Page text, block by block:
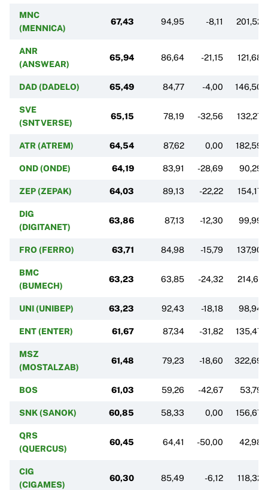
MNC
(MENNICA)
67,43 94,95 -8,11 201,52
ANR
(ANSWEAR)
65,94 86,64 -21,15 121,68
DAD (DADELO) 65,49 84,77 -4,00 146,50
SVE
(SNTVERSE)
65,15 78,19 -32,56 132,27
ATR (ATREM) 64,54 87,62 0,00 182,59
OND (ONDE) 64,19 83,91 -28,69 90,29
ZEP (ZEPAK) 64,03 89,13 -22,22 154,17
DIG
(DIGITANET)
63,86 87,13 -12,30 99,99
FRO (FERRO) 63,71 84,98 -15,79 137,90
BMC
(BUMECH)
63,23 63,85 -24,32 214,61
UNI (UNIBEP) 63,23 92,43 -18,18 98,94
ENT (ENTER) 61,67 87,34 -31,82 135,47
MSZ
(MOSTALZAB)
61,48 79,23 -18,60 322,69
BOS 61,03 59,26 -42,67 53,79
SNK (SANOK) 60,85 58,33 0,00 156,67
QRS
(QUERCUS)
60,45 64,41 -50,00 42,98
CIG
(CIGAMES)
60,30 85,49 -6,12 118,32